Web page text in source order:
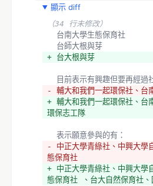
顯示 diff
（34 行未修改）
  台南大學生態保育社
  台師大根與芽
+ 台大根與芽
目前表示有興趣但要再經過
- 輔大和我們一起環保社、台
+ 輔大和我們一起環保社、台
環保志工隊
  表示願意參與的有：
- 中正大學青綠社、中興大學
態保育社
+ 中正大學青綠社、中興大學
態保育社 、台大自然保育社